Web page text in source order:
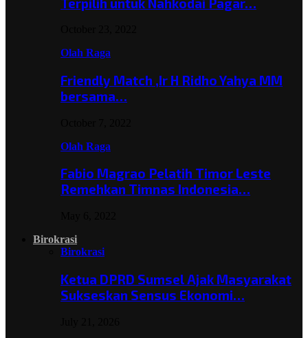
Olah Raga
Friendly Match ,Ir H Ridho Yahya MM
bersama…
Olah Raga
Fabio Magrao Pelatih Timor Leste
Remehkan Timnas Indonesia…
Birokrasi
Birokrasi
Ketua DPRD Sumsel Ajak Masyarakat
Sukseskan Sensus Ekonomi…